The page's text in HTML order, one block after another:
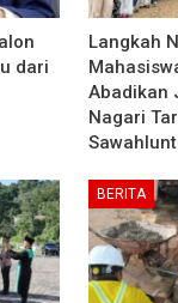
dari
Langkah
Abadikan
Nagari
BERITA